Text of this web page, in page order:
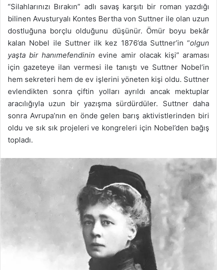
“Silahlarınızı Bırakın” adlı savaş karşıtı bir roman yazdığı
bilinen Avusturyalı Kontes Bertha von Suttner ile olan uzun
dostluğuna borçlu olduğunu düşünür. Ömür boyu bekâr
kalan Nobel ile Suttner ilk kez 1876’da Suttner’in “olgun
yaşta bir hanımefendinin evine amir olacak kişi” araması
için gazeteye ilan vermesi ile tanıştı ve Suttner Nobel’in
hem sekreteri hem de ev işlerini yöneten kişi oldu. Suttner
evlendikten sonra çiftin yolları ayrıldı ancak mektuplar
aracılığıyla uzun bir yazışma sürdürdüler. Suttner daha
sonra Avrupa’nın en önde gelen barış aktivistlerinden biri
oldu ve sık sık projeleri ve kongreleri için Nobel’den bağış
topladı.